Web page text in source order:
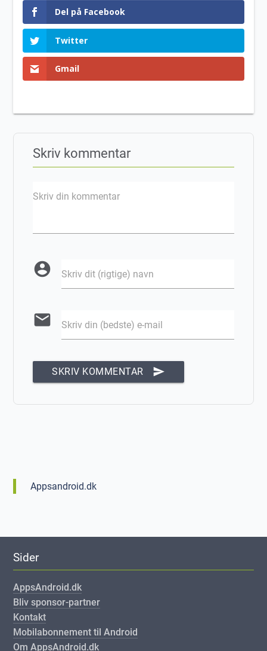
Del på Facebook
Twitter
Gmail
Skriv kommentar
Skriv din kommentar
account_circle Skriv dit (rigtige) navn
email Skriv din (bedste) e-mail
SKRIV KOMMENTAR send
Appsandroid.dk
Sider
AppsAndroid.dk
Bliv sponsor-partner
Kontakt
Mobilabonnement til Android
Om AppsAndroid.dk